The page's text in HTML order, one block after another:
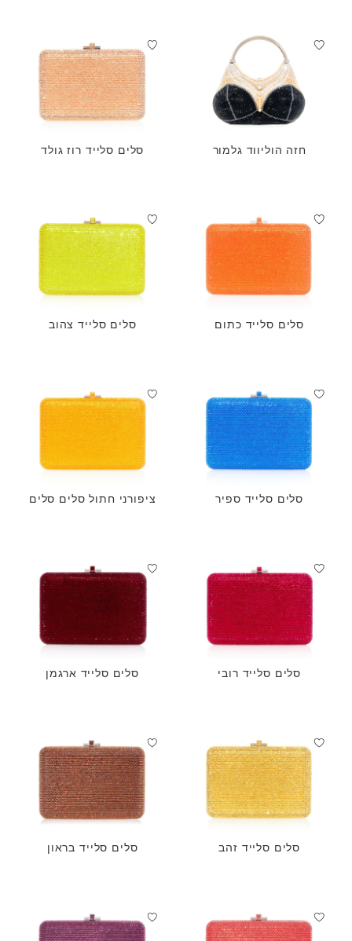
חזה הוליווד גלמור סלים סלייד רוז גולד
סלים סלייד כתום סלים סלייד צהוב
סלים סלייד ספיר ציפורני חתול סלים סלים
סלים סלייד רובי סלים סלייד ארגמן
סלים סלייד זהב סלים סלייד בראון